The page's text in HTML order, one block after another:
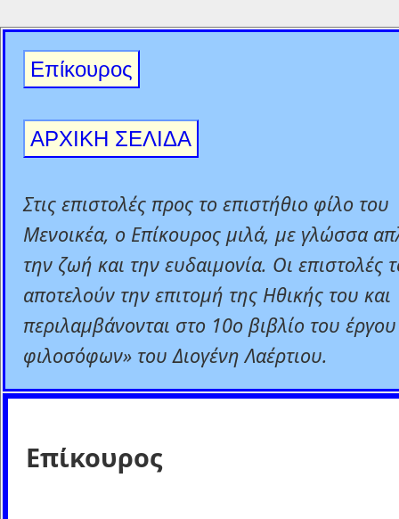
Επίκουρος
ΑΡΧΙΚΗ ΣΕΛΙΔΑ
Στις επιστολές προς το επιστήθιο φίλο του
Μενοικέα, ο Επίκουρος μιλά, με γλώσσα
την ζωή και την ευδαιμονία. Οι επιστολές
αποτελούν την επιτομή της Ηθικής του και
περιλαμβάνονται στο 10ο βιβλίο του έργου
φιλοσόφων» του Διογένη Λαέρτιου.
Επίκουρος